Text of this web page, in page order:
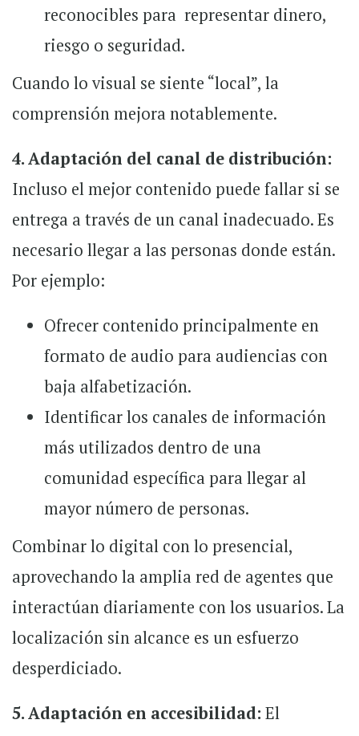
reconocibles para representar dinero,
riesgo o seguridad.
Cuando lo visual se siente “local”, la
comprensión mejora notablemente.
4. Adaptación del canal de distribución:
Incluso el mejor contenido puede fallar si se
entrega a través de un canal inadecuado. Es
necesario llegar a las personas donde están.
Por ejemplo:
Ofrecer contenido principalmente en
formato de audio para audiencias con
baja alfabetización.
Identificar los canales de información
más utilizados dentro de una
comunidad específica para llegar al
mayor número de personas.
Combinar lo digital con lo presencial,
aprovechando la amplia red de agentes que
interactúan diariamente con los usuarios. La
localización sin alcance es un esfuerzo
desperdiciado.
5. Adaptación en accesibilidad: El